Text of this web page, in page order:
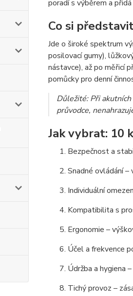
poradí s výběrem a
Co si
Jde o široké spektrum
posilovací gumy),
nástavce), až po měřicí
pomůcky pro denní
Důležité: Při
průvodce,
Jak vybrat: 10
Bezpečnost a
Snadné ovládání
Individuální
Kompatibilita s
Ergonomie –
Účel a frekvence
Údržba a hygiena
Tichý provoz –